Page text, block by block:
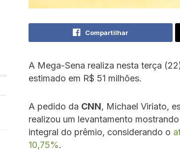
Compartilhar
A Mega-Sena realiza nesta terça
estimado em R$ 51 milhões.
A pedido da CNN, Michael Viriato,
realizou um levantamento
integral do prêmio, considerando o
10,75%.